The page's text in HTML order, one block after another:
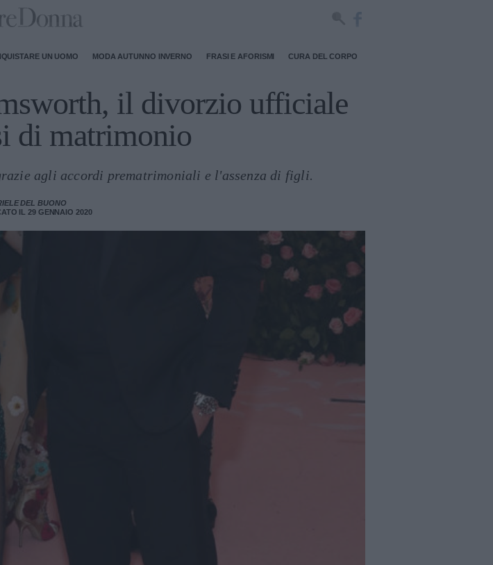
UN UOMO MODA AUTUNNO INVERNO FRASI E AFORISMI CURA DEL CORPO
il divorzio ufficiale
di matrimonio
agli accordi prematrimoniali e l'assenza di figli.
DEL BUONO
IL 29 GENNAIO 2020